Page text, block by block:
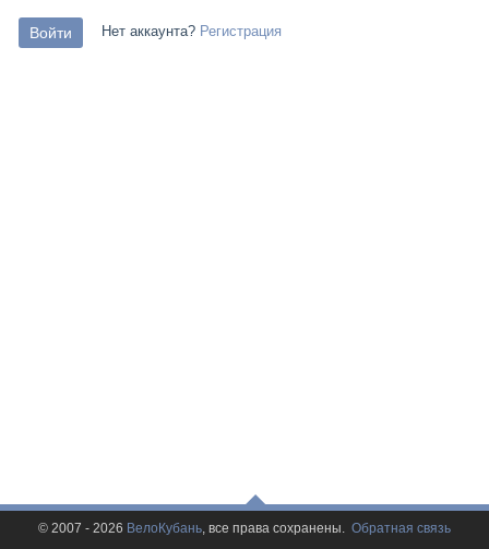
Нет аккаунта? Регистрация
© 2007 - 2026 ВелоКубань, все права сохранены. Обратная связь